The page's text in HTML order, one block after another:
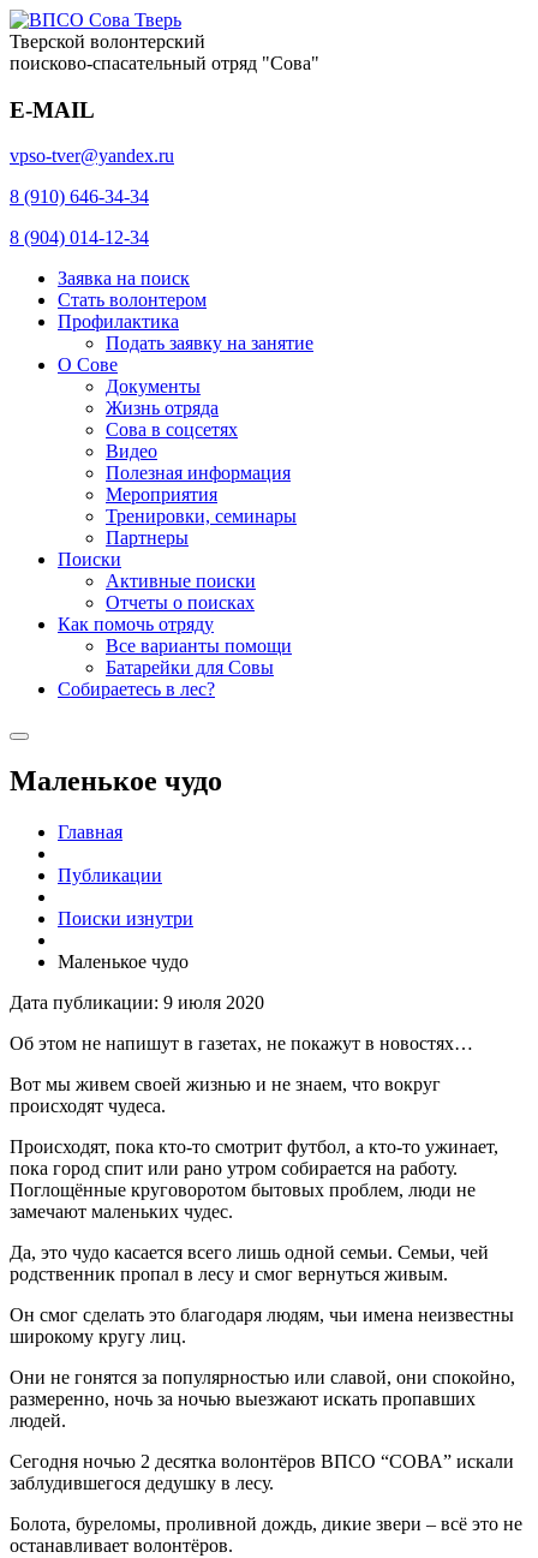
Тверской волонтерский
поисково-спасательный отряд "Сова"
E-MAIL
vpso-tver@yandex.ru
8 (910) 646-34-34
8 (904) 014-12-34
Заявка на поиск
Стать волонтером
Профилактика
Подать заявку на занятие
О Сове
Документы
Жизнь отряда
Сова в соцсетях
Видео
Полезная информация
Мероприятия
Тренировки, семинары
Партнеры
Поиски
Активные поиски
Отчеты о поисках
Как помочь отряду
Все варианты помощи
Батарейки для Совы
Собираетесь в лес?
Маленькое чудо
Главная
Публикации
Поиски изнутри
Маленькое чудо
Дата публикации: 9 июля 2020
Об этом не напишут в газетах, не покажут в новостях…
Вот мы живем своей жизнью и не знаем, что вокруг
происходят чудеса.
Происходят, пока кто-то смотрит футбол, а кто-то ужинает,
пока город спит или рано утром собирается на работу.
Поглощённые круговоротом бытовых проблем, люди не
замечают маленьких чудес.
Да, это чудо касается всего лишь одной семьи. Семьи, чей
родственник пропал в лесу и смог вернуться живым.
Он смог сделать это благодаря людям, чьи имена неизвестны
широкому кругу лиц.
Они не гонятся за популярностью или славой, они спокойно,
размеренно, ночь за ночью выезжают искать пропавших
людей.
Сегодня ночью 2 десятка волонтёров ВПСО “СОВА” искали
заблудившегося дедушку в лесу.
Болота, буреломы, проливной дождь, дикие звери – всё это не
останавливает волонтёров.